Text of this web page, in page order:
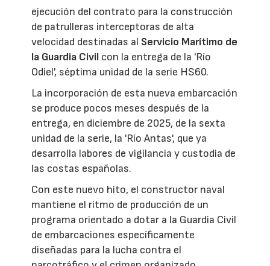
ejecución del contrato para la construcción
de patrulleras interceptoras de alta
velocidad destinadas al Servicio Marítimo de
la Guardia Civil con la entrega de la 'Río
Odiel', séptima unidad de la serie HS60.
La incorporación de esta nueva embarcación
se produce pocos meses después de la
entrega, en diciembre de 2025, de la sexta
unidad de la serie, la 'Río Antas', que ya
desarrolla labores de vigilancia y custodia de
las costas españolas.
Con este nuevo hito, el constructor naval
mantiene el ritmo de producción de un
programa orientado a dotar a la Guardia Civil
de embarcaciones específicamente
diseñadas para la lucha contra el